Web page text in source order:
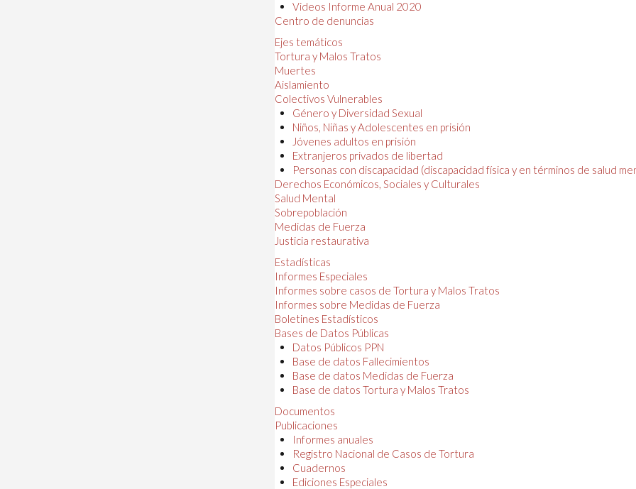
Videos Informe Anual 2020
Centro de denuncias
Ejes temáticos
Tortura y Malos Tratos
Muertes
Aislamiento
Colectivos Vulnerables
Género y Diversidad Sexual
Niños, Niñas y Adolescentes en prisión
Jóvenes adultos en prisión
Extranjeros privados de libertad
Personas con discapacidad (discapacidad física y en términos de salud
Derechos Económicos, Sociales y Culturales
Salud Mental
Sobrepoblación
Medidas de Fuerza
Justicia restaurativa
Estadísticas
Informes Especiales
Informes sobre casos de Tortura y Malos Tratos
Informes sobre Medidas de Fuerza
Boletines Estadísticos
Bases de Datos Públicas
Datos Públicos PPN
Base de datos Fallecimientos
Base de datos Medidas de Fuerza
Base de datos Tortura y Malos Tratos
Documentos
Publicaciones
Informes anuales
Registro Nacional de Casos de Tortura
Cuadernos
Ediciones Especiales